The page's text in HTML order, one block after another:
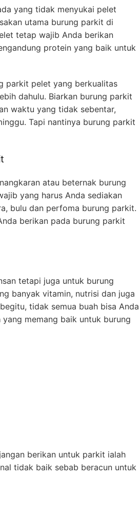
yang tidak menyukai pelet
utama burung parkit di
tetap wajib Anda berikan
protein yang baik untuk
parkit pelet yang berkualitas
dahulu. Biarkan burung parkit
waktu yang tidak sebentar,
Tapi nantinya burung parkit
atau beternak burung
yang harus Anda sediakan
bulu dan perfoma burung parkit.
berikan pada burung parkit
tetapi juga untuk burung
banyak vitamin, nutrisi dan juga
tidak semua buah bisa Anda
memang baik untuk burung
berikan untuk parkit ialah
tidak baik sebab beracun untuk